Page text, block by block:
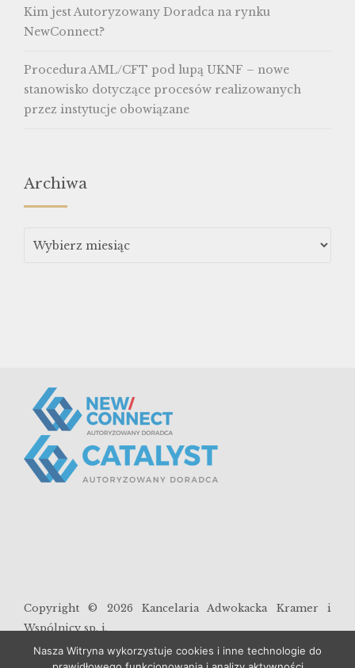
Kim jest Autoryzowany Doradca na rynku
NewConnect?
Procedura AML/CFT pod lupą UKNF – nowe
stanowisko dotyczące procesów realizowanych
przez instytucje obowiązane
Archiwa
Copyright © 2026 Kancelaria Adwokacka Kramer i
Wspólnicy sp. j.
Nasza Witryna wykorzystuje cookies i inne technologie do